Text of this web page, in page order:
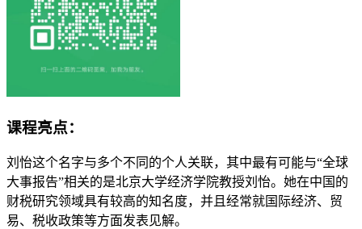
课程亮点：
刘怡这个名字与多个不同的个人关联，其中最有可能与“全球
大事报告”相关的是北京大学经济学院教授刘怡。她在中国的
财税研究领域具有较高的知名度，并且经常就国际经济、贸
易、税收政策等方面发表见解。